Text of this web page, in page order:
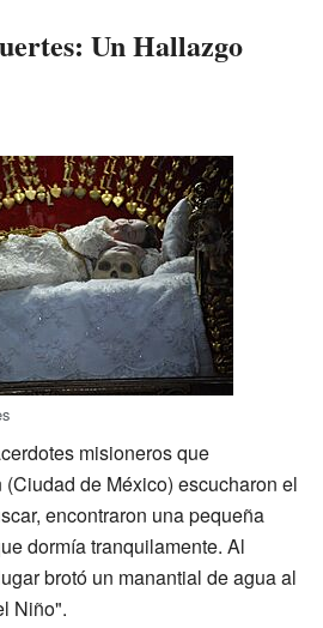
Un Hallazgo
misioneros que
de México) escucharon el
encontraron una pequeña
dormía tranquilamente. Al
brotó un manantial de agua al
Niño".